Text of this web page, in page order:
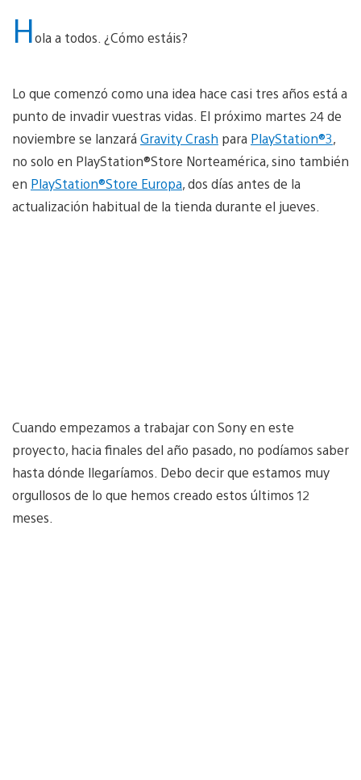
Hola a todos. ¿Cómo estáis?
Lo que comenzó como una idea hace casi tres años está a
punto de invadir vuestras vidas. El próximo martes 24 de
noviembre se lanzará Gravity Crash para PlayStation®3,
no solo en PlayStation®Store Norteamérica, sino también
en PlayStation®Store Europa, dos días antes de la
actualización habitual de la tienda durante el jueves.
Cuando empezamos a trabajar con Sony en este
proyecto, hacia finales del año pasado, no podíamos saber
hasta dónde llegaríamos. Debo decir que estamos muy
orgullosos de lo que hemos creado estos últimos 12
meses.